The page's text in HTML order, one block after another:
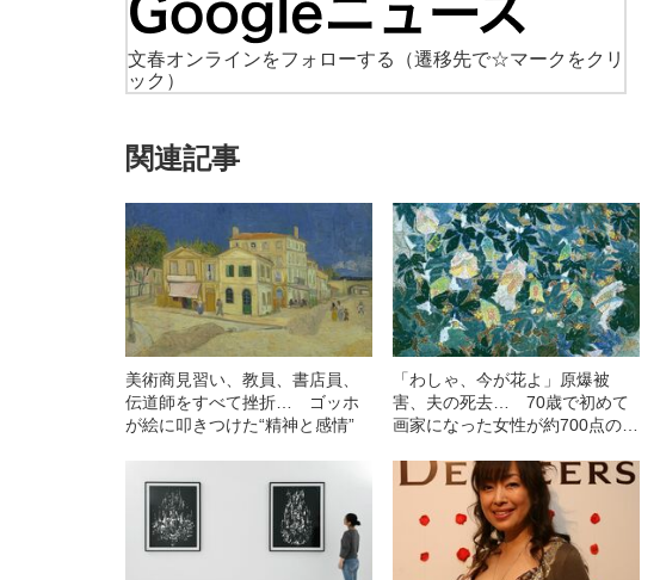
文春オンラインをフォローする
（遷移先で☆マークをクリ
ック）
関連記事
美術商見習い、教員、書店員、
伝道師をすべて挫折… ゴッホ
が絵に叩きつけた“精神と感情”
「わしゃ、今が花よ」原爆被
害、夫の死去… 70歳で初めて
画家になった女性が約700点の作